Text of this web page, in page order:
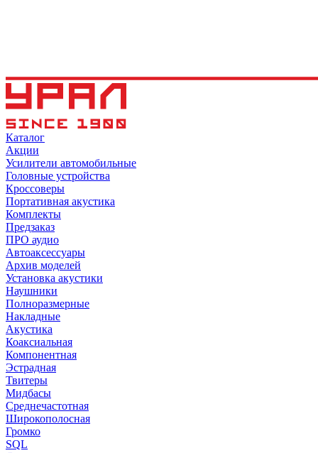
Каталог
Акции
Усилители автомобильные
Головные устройства
Кроссоверы
Портативная акустика
Комплекты
Предзаказ
ПРО аудио
Автоаксессуары
Архив моделей
Установка акустики
Наушники
Полноразмерные
Накладные
Акустика
Коаксиальная
Компонентная
Эстрадная
Твитеры
Мидбасы
Среднечастотная
Широкополосная
Громко
SQL